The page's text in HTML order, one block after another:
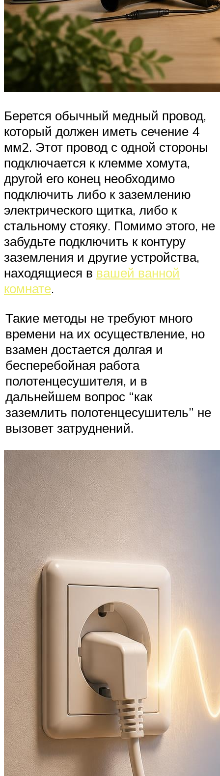
Берется обычный медный провод,
который должен иметь сечение 4
мм2. Этот провод с одной стороны
подключается к клемме хомута,
другой его конец необходимо
подключить либо к заземлению
электрического щитка, либо к
стальному стояку. Помимо этого, не
забудьте подключить к контуру
заземления и другие устройства,
находящиеся в вашей ванной
комнате.
Такие методы не требуют много
времени на их осуществление, но
взамен достается долгая и
бесперебойная работа
полотенцесушителя, и в
дальнейшем вопрос “как
заземлить полотенцесушитель” не
вызовет затруднений.